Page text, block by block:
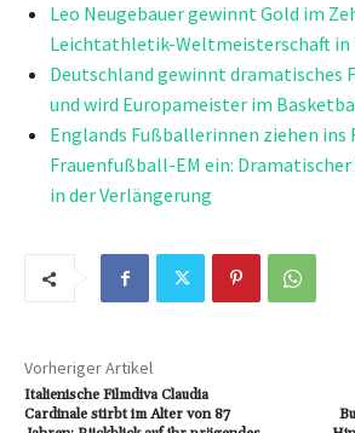
Leo Neugebauer gewinnt Gold im
Leichtathletik-Weltmeisterschaft in
Deutschland gewinnt dramatisches
und wird Europameister im
Englands Fußballerinnen ziehen ins
Frauenfußball-EM ein:
in der Verlängerung
Vorheriger Artikel
Italienische Filmdiva Claudia
Cardinale stirbt im Alter von 87